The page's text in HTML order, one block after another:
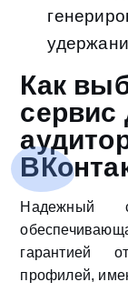
Как
сервис
Надежный
гарантией
профилей,